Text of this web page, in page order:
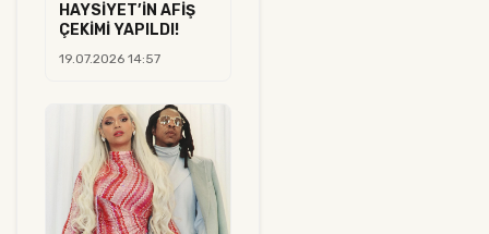
HAYSİYET’İN AFİŞ
ÇEKİMİ YAPILDI!
19.07.2026 14:57